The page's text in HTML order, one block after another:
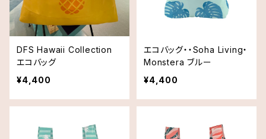
DFS Hawaii Collection
エコバッグ
¥4,400
エコバッグ・・Soha Living・
Monstera ブルー
¥4,400